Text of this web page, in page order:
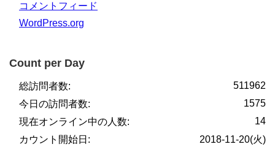
コメントフィード
WordPress.org
Count per Day
511962
総訪問者数:
1575
今日の訪問者数:
14
現在オンライン中の人数:
2018-11-20(火)
カウント開始日: